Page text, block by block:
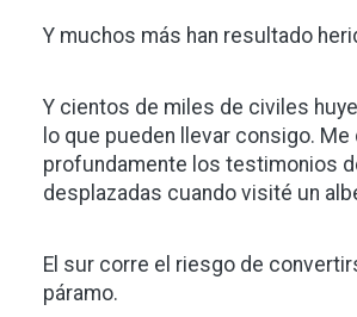
Y muchos más han resultado
Y cientos de miles de civiles
lo que pueden llevar consigo.
profundamente los testimonios
desplazadas cuando visité un
El sur corre el riesgo de
páramo.